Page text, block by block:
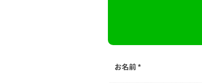
お名前 *